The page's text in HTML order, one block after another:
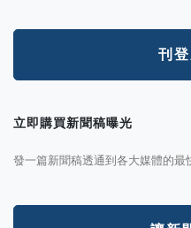
刊
立即購買新聞稿曝光
發一篇新聞稿透通到各大媒體的最